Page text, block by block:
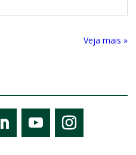
Próximas Entradas »